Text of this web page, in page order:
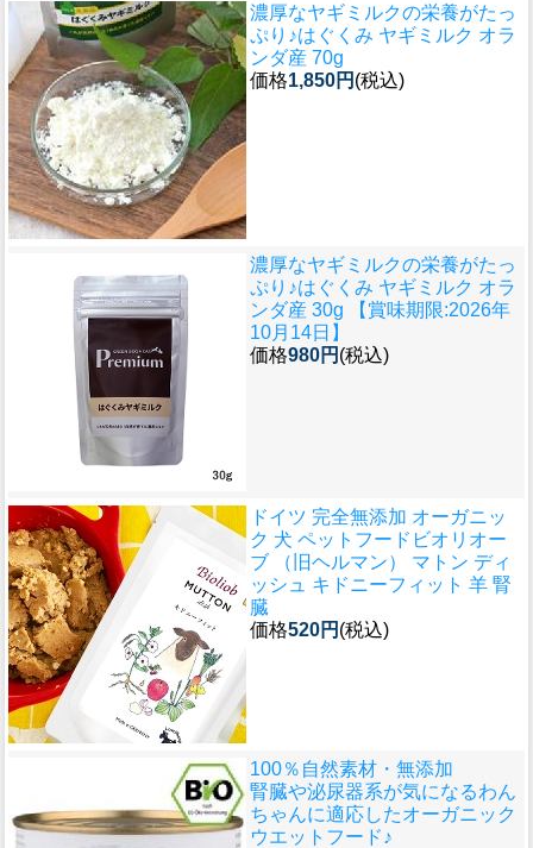
濃厚なヤギミルクの栄養がたっ
ぷり♪はぐくみ ヤギミルク オラ
ンダ産 70g
価格1,850円 (税込)
濃厚なヤギミルクの栄養がたっ
ぷり♪はぐくみ ヤギミルク オラ
ンダ産 30g 【賞味期限:2026年
10月14日】
価格980円 (税込)
ドイツ 完全無添加 オーガニッ
ク 犬 ペットフード ビオリオー
ブ （旧ヘルマン） マトン ディ
ッシュ キドニーフィット 羊 腎
臓
価格520円 (税込)
100％自然素材・無添加
腎臓や泌尿器系が気になるわん
ちゃんに適応したオーガニック
ウエットフード♪